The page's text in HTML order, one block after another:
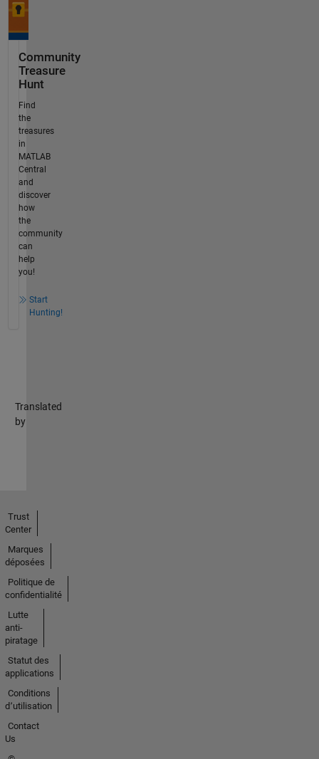
Community
Treasure
Hunt
Find
the
treasures
in
MATLAB
Central
and
discover
how
the
community
can
help
you!
Start
Hunting!
Translated
by
Trust
Center
Marques
déposées
Politique de
confidentialité
Lutte
anti-
piratage
Statut des
applications
Conditions
d՚utilisation
Contact
Us